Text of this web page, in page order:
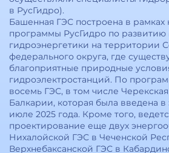
в РусГидро).
Башенная ГЭС построена в рамках
программы РусГидро по развитию
гидроэнергетики на территории
федерального округа, где
благоприятные природные
гидроэлектростанций. По
восемь ГЭС, в том числе
Балкарии, которая была введена в
июле 2025 года. Кроме того,
проектирование еще двух
Нихалойской ГЭС в Чеченской
Верхнебаксанской ГЭС в